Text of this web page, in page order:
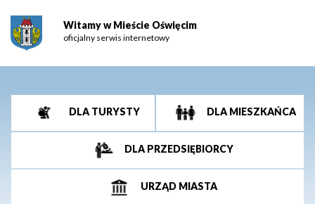
Witamy w Mieście Oświęcim
oficjalny serwis internetowy
DLA TURYSTY DLA MIESZKAŃCA
DLA PRZEDSIĘBIORCY
URZĄD MIASTA